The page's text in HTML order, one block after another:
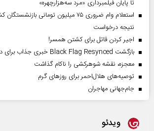
تا پایان فیلمبرداری «مرد سه‌هزارچهره»
استعلام وام ضروری ۷۵ میلیون تومانی
نتیجه درخواست
اجیر کردن قاتل برای کشتن همسر!
بازگشت Black Flag Resynced خبری جذاب برای دوستداران بازی
معجزه، نقشه شوهرکشی را ناکام گذاشت
توصیه‌های هلال‌احمر برای روز‌های گرم
جام‌جهانی مهاجران
ویدئو